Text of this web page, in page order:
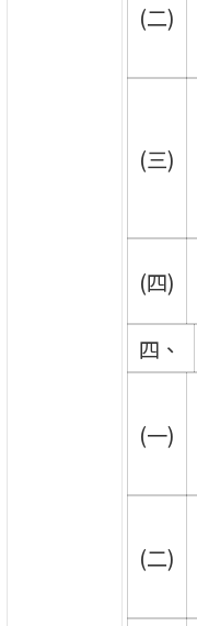
(二)
(三)
(四)
四、
(一)
(二)